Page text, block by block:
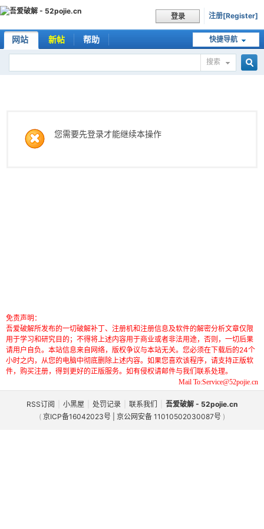
登录 注册[Register]
快捷导航
网站 新帖 帮助
搜索
您需要先登录才能继续本操作
免责声明：
吾爱破解所发布的一切破解补丁、注册机和注册信息及软件的解密分析文章仅限
用于学习和研究目的；不得将上述内容用于商业或者非法用途，否则，一切后果
请用户自负。本站信息来自网络，版权争议与本站无关。您必须在下载后的24个
小时之内，从您的电脑中彻底删除上述内容。如果您喜欢该程序，请支持正版软
件，购买注册，得到更好的正版服务。如有侵权请邮件与我们联系处理。
Mail To:Service@52pojie.cn
RSS订阅 小黑屋 处罚记录 联系我们
吾爱破解 - 52pojie.cn
( 京ICP备16042023号 | 京公网安备 11010502030087号 )